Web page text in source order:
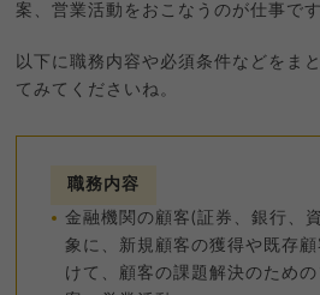
案、営業活動をおこなうのが仕事です
以下に職務内容や必須条件などをま
てみてくださいね。
職務内容
金融機関の顧客(証券、銀行、
象に、新規顧客の獲得や既存
けて、顧客の課題解決のため